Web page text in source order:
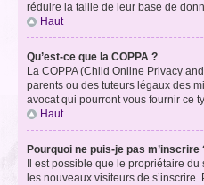
réduire la taille de leur base de
Haut
Qu’est-ce que la COPPA ?
La COPPA (Child Online Privacy
parents ou des tuteurs légaux des
avocat qui pourront vous fournir ce
Haut
Pourquoi ne puis-je pas m’inscrire
Il est possible que le propriétaire
les nouveaux visiteurs de